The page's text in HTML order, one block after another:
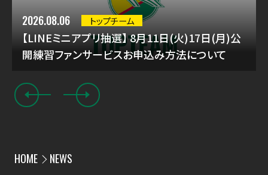
2026.08.06 トップチーム
【LINEミニアプリ抽選】 8月11日(火)17日(月)公
開練習ファンサービスお申込み方法について
HOME NEWS